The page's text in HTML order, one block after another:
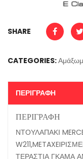
SHARE
CATEGORIES:
ΠΕΡΙΓΡΑΦΉ
ΠΕΡΙΓΡΑΦΉ
ΝΤΟΥΛΑΠΑΚΙ
ΤΕΡΑΣΤΙΑ ΓΚΑΜΑ